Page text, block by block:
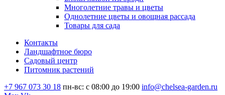
Многолетние травы и цветы
Однолетние цветы и овощная рассада
Товары для сада
Контакты
Ландшафтное бюро
Садовый центр
Питомник растений
+7 967 073 30 18 пн-вс: с 08:00 до 19:00 info@chelsea-garden.ru